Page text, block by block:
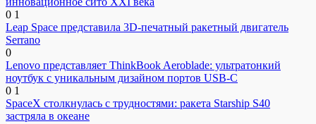
0 1
Leap Space представила 3D-печатный ракетный двигатель
Serrano
0
Lenovo представляет ThinkBook Aeroblade: ультратонкий
ноутбук с уникальным дизайном портов USB-C
0 1
SpaceX столкнулась с трудностями: ракета Starship S40
застряла в океане